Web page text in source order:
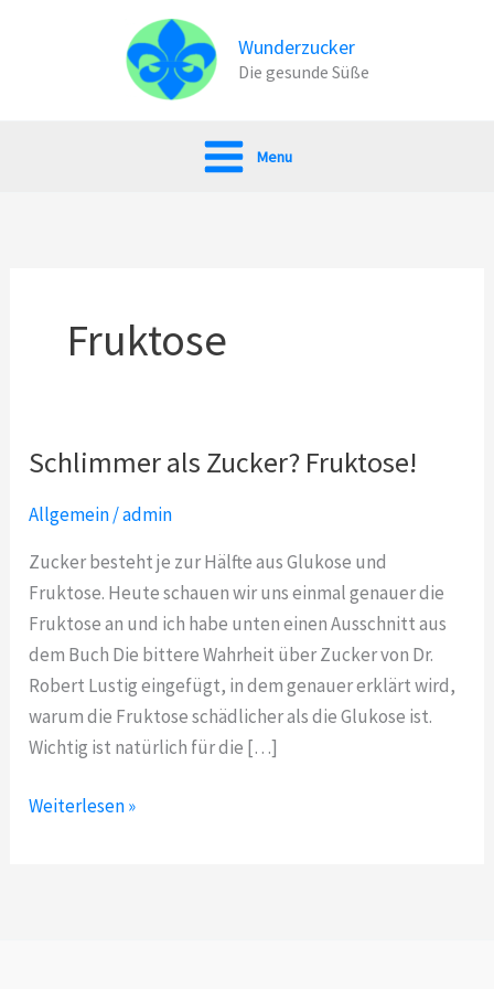
Wunderzucker
Die gesunde Süße
Menu
Fruktose
Schlimmer als Zucker? Fruktose!
Allgemein/admin
Zucker besteht je zur Hälfte aus Glukose und
Fruktose. Heute schauen wir uns einmal genauer die
Fruktose an und ich habe unten einen Ausschnitt aus
dem Buch Die bittere Wahrheit über Zucker von Dr.
Robert Lustig eingefügt, in dem genauer erklärt wird,
warum die Fruktose schädlicher als die Glukose ist.
Wichtig ist natürlich für die […]
Schlimmer
Weiterlesen »